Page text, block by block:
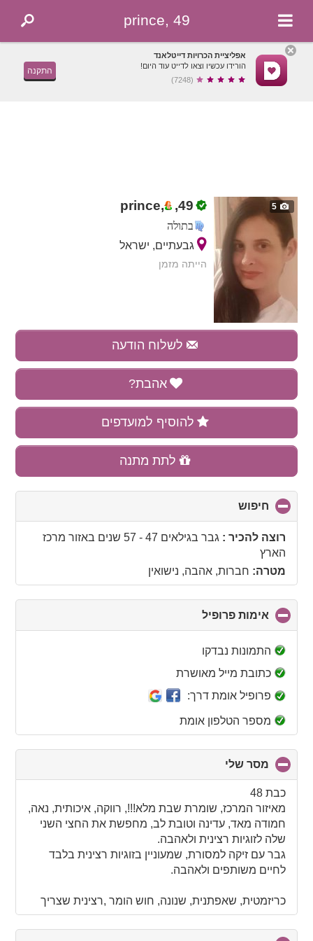
prince, 49
אפליציית הכרויות דייטלאנד
הורידו עכשיו וצאו לדייט עוד היום!
(7248)
התקנה
5
prince, ,49
בתולה
גבעתיים, ישראל
הייתה מזמן
לשלוח הודעה
אהבת?
להוסיף למועדפים
לתת מתנה
חיפוש
to
collapseרוצה להכיר : גבר בגילאים 47 - 57 שנים באזור מרכז
הארץ
מטרה: חברות, אהבה, נישואין
אימות פרופיל
to
התמונות נבדקו
כתובת מייל מאושרת
פרופיל אומת דרך:
מספר הטלפון אומת
מסר שלי
to
contents
כבת 48
מאיזור המרכז, שומרת שבת מלא!!!, רווקה, איכותית, נאה,
חמודה מאד, עדינה וטובת לב, מחפשת את החצי השני
שלה לזוגיות רצינית ולאהבה.
גבר עם זיקה למסורת, שמעוניין בזוגיות רצינית בלבד
לחיים משותפים ולאהבה.
כריזמטית, שאפתנית, שנונה, חוש הומר ,רצינית שצריך